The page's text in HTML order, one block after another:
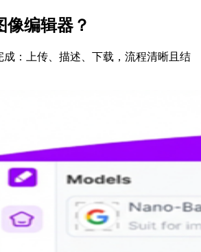
像编辑器？
：上传、描述、下载，流程清晰且结